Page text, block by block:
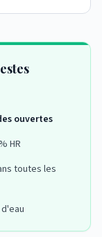
ouvertes
HR
toutes les